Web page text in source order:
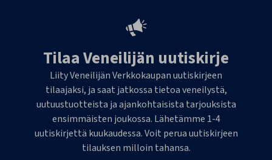
Tilaa Veneilijän uutiskirje
Liity Veneilijän Verkkokaupan uutiskirjeen
tilaajaksi, ja saat jatkossa tietoa veneilystä,
uutuustuotteista ja ajankohtaisista tarjouksista
ensimmäisten joukossa. Lähetämme 1-4
uutiskirjettä kuukaudessa. Voit perua uutiskirjeen
tilauksen milloin tahansa.